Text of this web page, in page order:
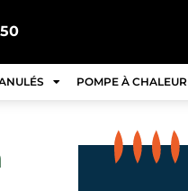
POMPE À CHALEUR